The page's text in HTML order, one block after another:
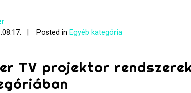
Posted in Egyéb kategória
TV projektor